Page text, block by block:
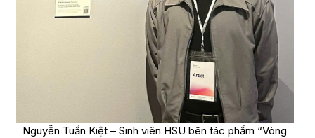
Nguyễn Tuấn Kiệt – Sinh viên HSU bên tác phẩm “Vòng